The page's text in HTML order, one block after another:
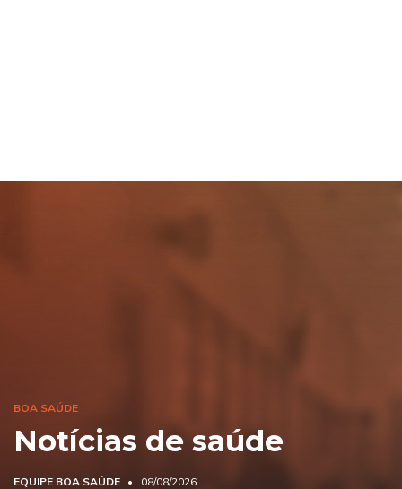
BOA SAÚDE
Notícias de saúde
EQUIPE BOA SAÚDE 08/08/2026